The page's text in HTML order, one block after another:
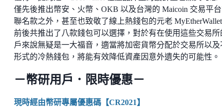
僅先後推出幣安、火幣、OKB 以及台灣的 Maicoin 交易平
聯名款之外，甚至也致敬了線上熱錢包的元老
前後共推出了八款錢包可以選擇，對於有在使用這些交易所
戶來說無疑是一大福音，適當將加密貨幣分配於交易所以及
形式的冷熱錢包，將能有效降低資產因意外遺失的可能性。
－幣研用戶．限時優惠－
現時經由幣研專屬優惠碼【CR2021】